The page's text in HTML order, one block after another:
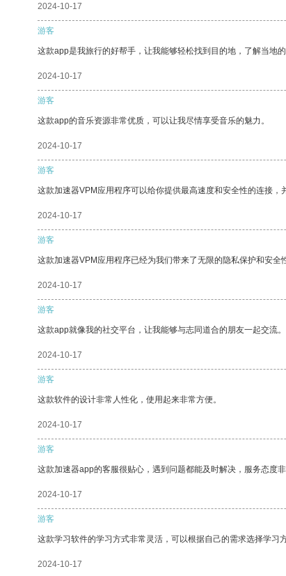
2024-10-17
游客
这款app是我旅行的好帮手，让我能够轻松找到目的地，了解当地的
2024-10-17
游客
这款app的音乐资源非常优质，可以让我尽情享受音乐的魅力。
2024-10-17
游客
这款加速器VPM应用程序可以给你提供最高速度和安全性的连接，
2024-10-17
游客
这款加速器VPM应用程序已经为我们带来了无限的隐私保护和安全
2024-10-17
游客
这款app就像我的社交平台，让我能够与志同道合的朋友一起交流。
2024-10-17
游客
这款软件的设计非常人性化，使用起来非常方便。
2024-10-17
游客
这款加速器app的客服很贴心，遇到问题都能及时解决，服务态度非
2024-10-17
游客
这款学习软件的学习方式非常灵活，可以根据自己的需求选择学习
2024-10-17